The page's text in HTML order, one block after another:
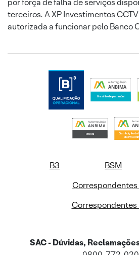
por força de falha de serviços
terceiros. A XP Investimentos
autorizada a funcionar pelo Banco
B3 BSM
Correspondentes
SAC - Dúvidas,